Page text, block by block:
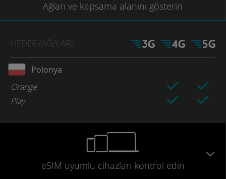
Ağları ve kapsama alanını gösterin
HEDEF /AĞ(LAR)
Polonya
Orange
Play
eSIM uyumlu cihazları kontrol edin